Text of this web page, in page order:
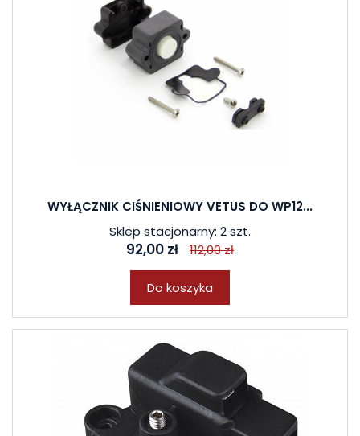
WYŁĄCZNIK CIŚNIENIOWY VETUS DO WP12...
Sklep stacjonarny: 2 szt.
92,00 zł 112,00 zł
Do koszyka